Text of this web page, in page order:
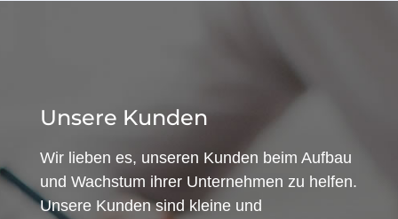
Unsere Kunden
Wir lieben es, unseren Kunden beim Aufbau
und Wachstum ihrer Unternehmen zu helfen.
Unsere Kunden sind kleine und